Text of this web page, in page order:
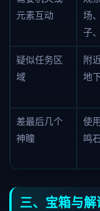
元素互动
场
子
疑似任务区
域
附
地
差最后几个
神瞳
使
鸣
三、宝箱与